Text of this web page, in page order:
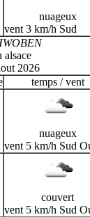
nuageux
vent 3 km/h Sud
alsace
2026
temps / vent
nuageux
vent 5 km/h Sud
couvert
vent 5 km/h Sud